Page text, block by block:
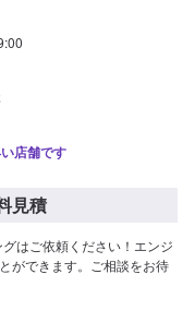
店舗です
見積
はご依頼ください！エンジ
ができます。ご相談をお待